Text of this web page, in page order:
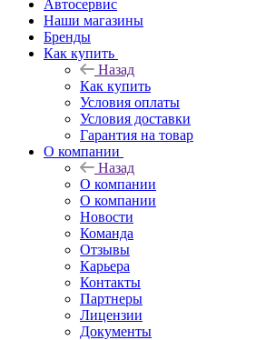
Автосервис
Наши магазины
Бренды
Как купить
Назад
Как купить
Условия оплаты
Условия доставки
Гарантия на товар
О компании
Назад
О компании
О компании
Новости
Команда
Отзывы
Карьера
Контакты
Партнеры
Лицензии
Документы